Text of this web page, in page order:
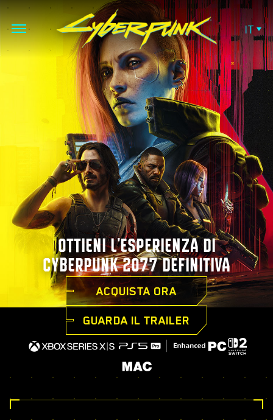
IT
OTTIENI L'ESPERIENZA DI
CYBERPUNK 2077 DEFINITIVA
ACQUISTA ORA
GUARDA IL TRAILER